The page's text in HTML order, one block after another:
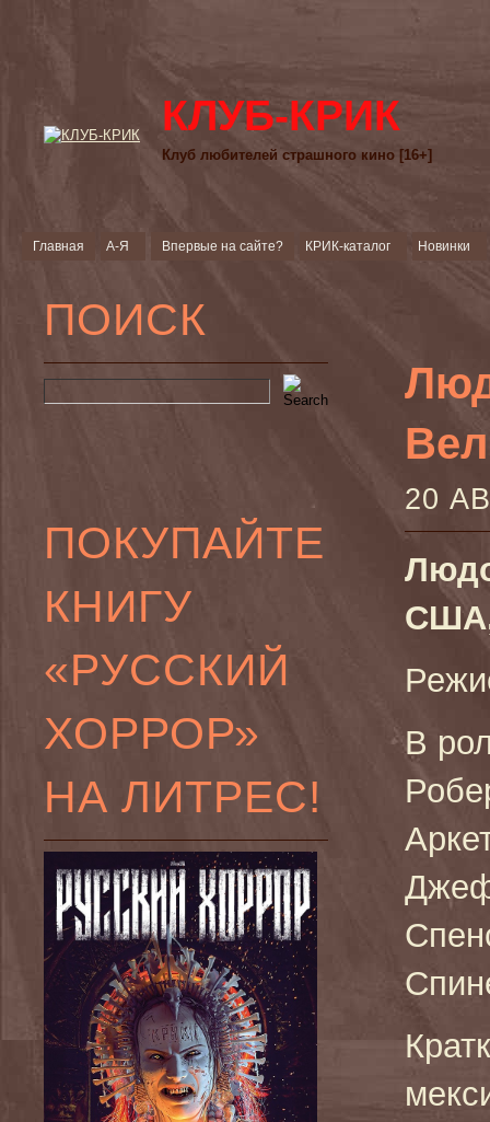
КЛУБ-КРИК
Клуб любителей страшного кино [16+]
Главная А-Я Впервые на сайте? КРИК-каталог Новинки
ПОИСК
ПОКУПАЙТЕ
КНИГУ
«РУССКИЙ
ХОРРОР»
НА ЛИТРЕС!
20
В